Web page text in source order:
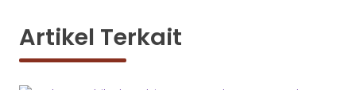
Artikel Terkait